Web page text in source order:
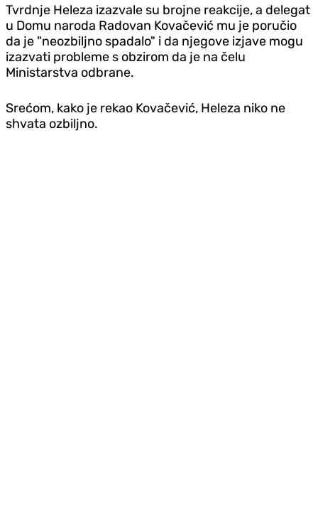
Tvrdnje Heleza izazvale su brojne reakcije, a delegat
u Domu naroda Radovan Kovačević mu je poručio
da je "neozbiljno spadalo" i da njegove izjave mogu
izazvati probleme s obzirom da je na čelu
Ministarstva odbrane.
Srećom, kako je rekao Kovačević, Heleza niko ne
shvata ozbiljno.